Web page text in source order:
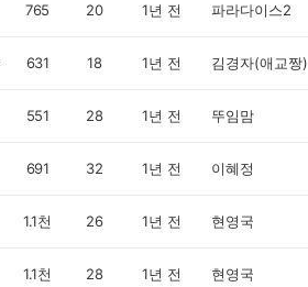
765 20 1년 전 파라다이스2
631 18 1년 전 김경자(애교짱)
551 28 1년 전 뚜임맘
691 32 1년 전 이혜정
1.1천 26 1년 전 현영국
1.1천 28 1년 전 현영국